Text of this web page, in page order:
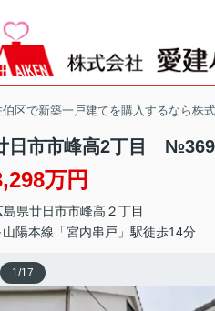
伯区で新築一戸建てを購入するなら株
日市市峰高2丁目
万円
島県廿日市市峰高 ２丁目
山陽本線「宮内串戸」駅徒歩14分
1/17